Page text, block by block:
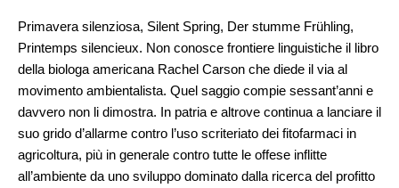
Primavera silenziosa, Silent Spring, Der stumme Frühling,
Printemps silencieux. Non conosce frontiere linguistiche il libro
della biologa americana Rachel Carson che diede il via al
movimento ambientalista. Quel saggio compie sessant’anni e
davvero non li dimostra. In patria e altrove continua a lanciare il
suo grido d’allarme contro l’uso scriteriato dei fitofarmaci in
agricoltura, più in generale contro tutte le offese inflitte
all’ambiente da uno sviluppo dominato dalla ricerca del profitto